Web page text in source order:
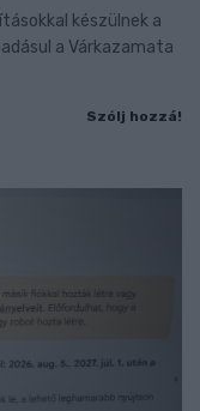
készülnek a
a Várkazamata
Szólj hozzá!